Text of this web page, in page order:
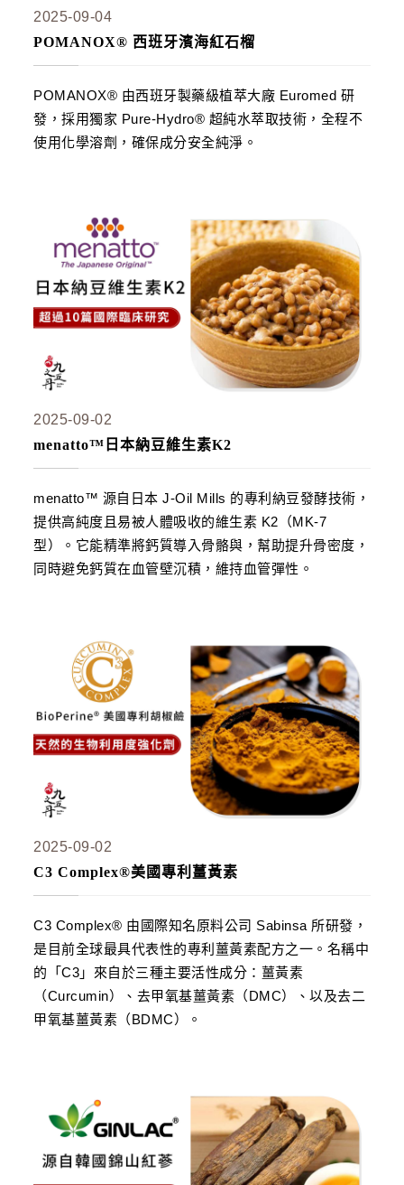
至尊・黑瑪卡+酵母鋅 (熱銷NO1.)
飛龍．高純度左旋精胺酸 (熱銷第NO2.)
順暢．470億ABC益生菌
亮妍．美人酵素+穀胱甘肽
周公．夜酵素+GABA
欣喜．L–色胺酸
御寧．甘胺酸鎂
鐵騎．PCTII+葡萄糖胺+軟骨素
黑帝．生物素+鋅+鐵+白首烏
鋼韌．高單位MSM
九五闆闆的蝦皮套件
蝦皮全站廣告工具
社群平台
FB粉絲團
官方Line
06-2085503
AM10:00 ~ PM06:00
2025-09-04
POMANOX® 西班牙濱海紅石榴​
POMANOX® 由西班牙製藥級植萃大廠 Euromed 研
發，採用獨家 Pure-Hydro® 超純水萃取技術，全程不
使用化學溶劑，確保成分安全純淨。
2025-09-02
menatto™日本納豆維生素K2
menatto™ 源自日本 J-Oil Mills 的專利納豆發酵技術，
提供高純度且易被人體吸收的維生素 K2（MK-7
型）。它能精準將鈣質導入骨骼與，幫助提升骨密度，
同時避免鈣質在血管壁沉積，維持血管彈性。
2025-09-02
C3 Complex®美國專利薑黃素
C3 Complex® 由國際知名原料公司 Sabinsa 所研發，
是目前全球最具代表性的專利薑黃素配方之一。名稱中
的「C3」來自於三種主要活性成分：薑黃素
（Curcumin）、去甲氧基薑黃素（DMC）、以及去二
甲氧基薑黃素（BDMC）。